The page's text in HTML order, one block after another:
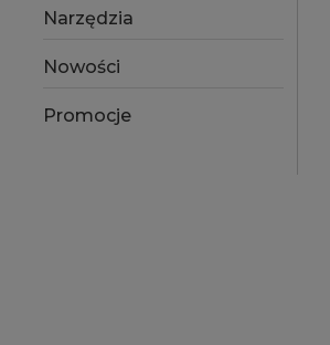
Narzędzia
Nowości
Promocje